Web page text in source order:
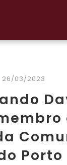
26/03/2023
Porto